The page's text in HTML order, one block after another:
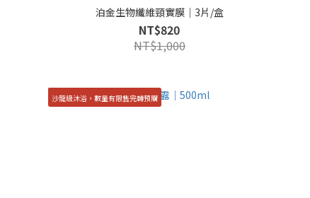
泊金生物纖維頸實膜｜3片/盒
NT$820
NT$1,000
沙龍級沐浴，數量有限售完轉預購